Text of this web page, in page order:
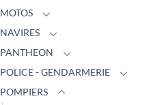
MOTOS
NAVIRES
PANTHEON
POLICE - GENDARMERIE
POMPIERS